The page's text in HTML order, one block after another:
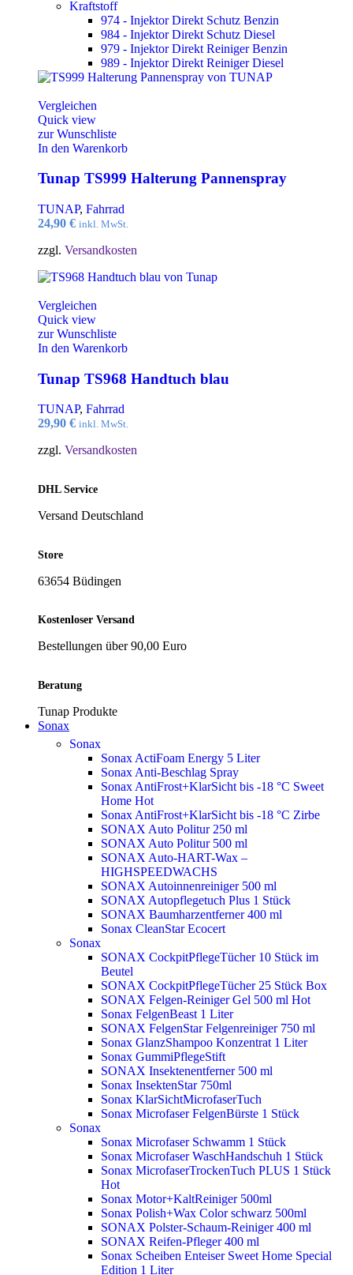
Kraftstoff
974 - Injektor Direkt Schutz Benzin
984 - Injektor Direkt Schutz Diesel
979 - Injektor Direkt Reiniger Benzin
989 - Injektor Direkt Reiniger Diesel
Vergleichen
Quick view
zur Wunschliste
In den Warenkorb
Tunap TS999 Halterung Pannenspray
TUNAP, Fahrrad
24,90 € inkl. MwSt.
zzgl. Versandkosten
Vergleichen
Quick view
zur Wunschliste
In den Warenkorb
Tunap TS968 Handtuch blau
TUNAP, Fahrrad
29,90 € inkl. MwSt.
zzgl. Versandkosten
DHL Service
Versand Deutschland
Store
63654 Büdingen
Kostenloser Versand
Bestellungen über 90,00 Euro
Beratung
Tunap Produkte
Sonax
Sonax
Sonax ActiFoam Energy 5 Liter
Sonax Anti-Beschlag Spray
Sonax AntiFrost+KlarSicht bis -18 °C Sweet
Home Hot
Sonax AntiFrost+KlarSicht bis -18 °C Zirbe
SONAX Auto Politur 250 ml
SONAX Auto Politur 500 ml
SONAX Auto-HART-Wax –
HIGHSPEEDWACHS
SONAX Autoinnenreiniger 500 ml
SONAX Autopflegetuch Plus 1 Stück
SONAX Baumharzentferner 400 ml
Sonax CleanStar Ecocert
Sonax
SONAX CockpitPflegeTücher 10 Stück im
Beutel
SONAX CockpitPflegeTücher 25 Stück Box
SONAX Felgen-Reiniger Gel 500 ml Hot
Sonax FelgenBeast 1 Liter
SONAX FelgenStar Felgenreiniger 750 ml
Sonax GlanzShampoo Konzentrat 1 Liter
Sonax GummiPflegeStift
SONAX Insektenentferner 500 ml
Sonax InsektenStar 750ml
Sonax KlarSichtMicrofaserTuch
Sonax Microfaser FelgenBürste 1 Stück
Sonax
Sonax Microfaser Schwamm 1 Stück
Sonax Microfaser WaschHandschuh 1 Stück
Sonax MicrofaserTrockenTuch PLUS 1 Stück
Hot
Sonax Motor+KaltReiniger 500ml
Sonax Polish+Wax Color schwarz 500ml
SONAX Polster-Schaum-Reiniger 400 ml
SONAX Reifen-Pfleger 400 ml
Sonax Scheiben Enteiser Sweet Home Special
Edition 1 Liter